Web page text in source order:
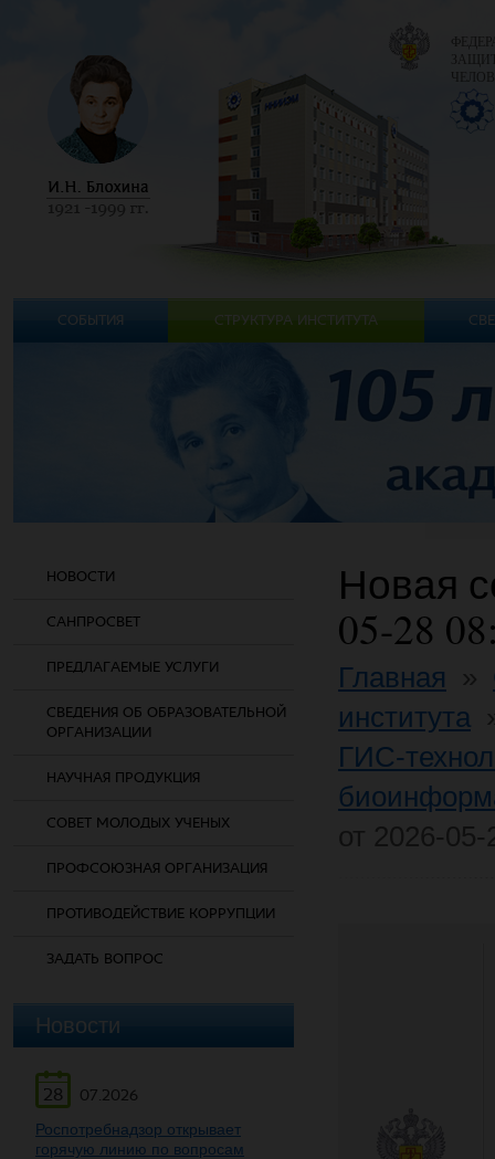
НОВОСТИ
САНПРОСВЕТ
ПРЕДЛАГАЕМЫЕ УСЛУГИ
СВЕДЕНИЯ ОБ ОБРАЗОВАТЕЛЬНОЙ
ОРГАНИЗАЦИИ
НАУЧНАЯ ПРОДУКЦИЯ
СОВЕТ МОЛОДЫХ УЧЕНЫХ
ПРОФСОЮЗНАЯ ОРГАНИЗАЦИЯ
ПРОТИВОДЕЙСТВИЕ КОРРУПЦИИ
ЗАДАТЬ ВОПРОС
Новости
28
07.2026
Роспотребнадзор открывает
горячую линию по вопросам
Новая
05-28
Главная
института
ГИС-
СОБЫТИЯ СТРУКТУРА ИНСТИТУТА